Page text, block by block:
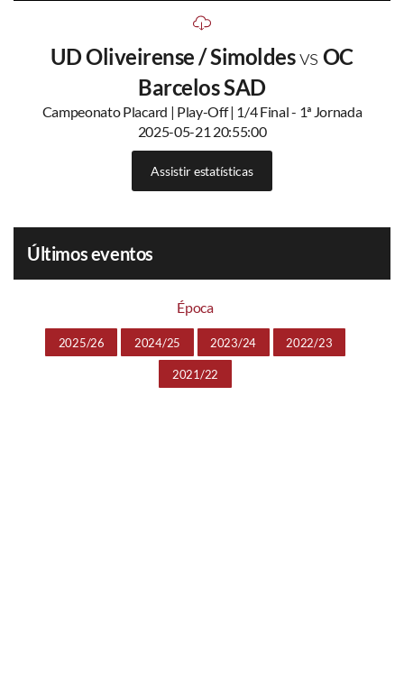
UD Oliveirense / Simoldesvs OC
Barcelos SAD
Campeonato Placard | Play-Off | 1/4 Final - 1ª Jornada
2025-05-21 20:55:00
Assistir estatísticas
Últimos eventos
Época
2025/26 2024/25 2023/24 2022/23
2021/22